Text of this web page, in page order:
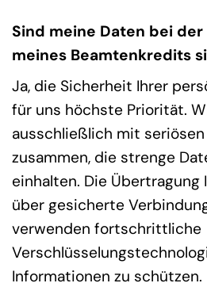
Sind meine Daten bei
meines Beamtenkredits
Ja, die Sicherheit Ihrer
für uns höchste Priorität.
ausschließlich mit
zusammen, die strenge
einhalten. Die Übertragung
über gesicherte
verwenden fortschrittliche
Informationen zu schützen.